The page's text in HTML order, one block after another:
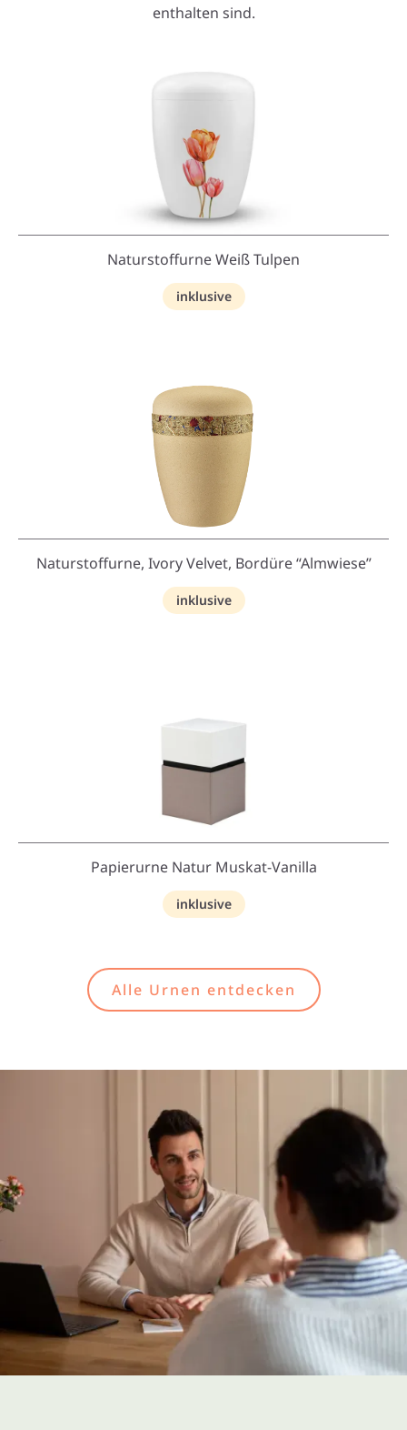
enthalten sind.
Naturstoffurne Weiß Tulpen
inklusive
Naturstoffurne, Ivory Velvet, Bordüre “Almwiese”
inklusive
Papierurne Natur Muskat-Vanilla
inklusive
Alle Urnen entdecken